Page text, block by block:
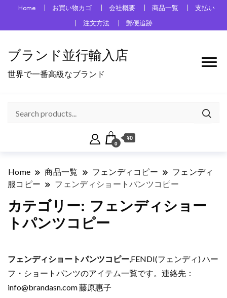
Home お買い物カゴ 会社概要 商品一覧
支払い
注文方法
郵便追跡
ブランド並行輸入店
世界で一番高級なブランド
0
¥0
Home 商品一覧 フェンディコピー
フェンディ
服コピー
フェンディショートパンツコピー
カテゴリー: フェンディショー
トパンツコピー
フェンディショートパンツコピー,FENDI(フェンディ) ハー
フ・ショートパンツのアイテム一覧です。連絡先：
info@brandasn.com藤原惠子